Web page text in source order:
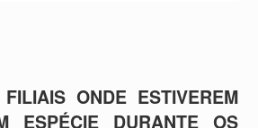
ONDE ESTIVEREM
ESPÉCIE DURANTE OS